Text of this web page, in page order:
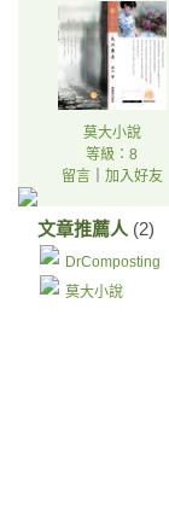
莫大小說
等級：8
留言｜ 加入好友
文章推薦人 (2)
DrComposting
莫大小說